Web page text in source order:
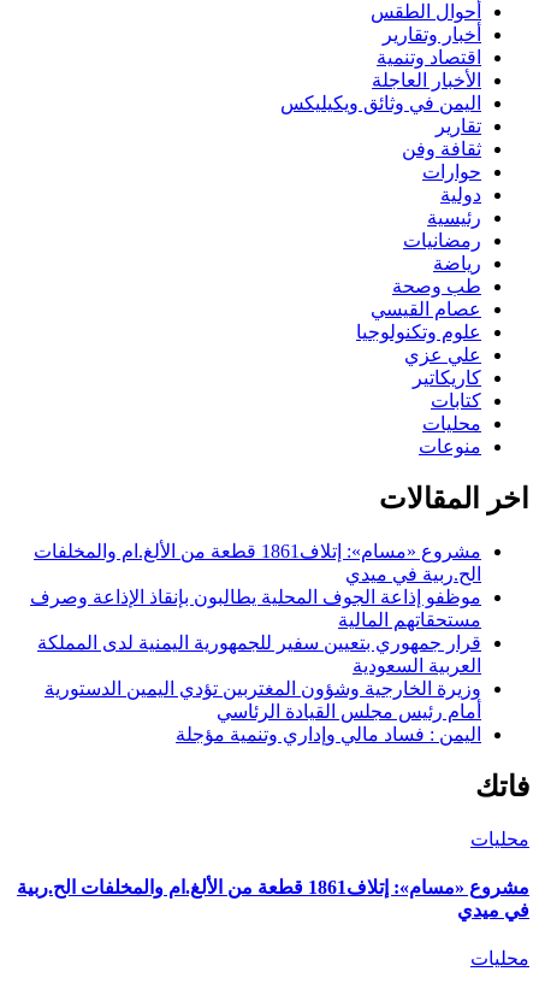
أحوال الطقس
أخبار وتقارير
اقتصاد وتنمية
الأخبار العاجلة
اليمن في وثائق ويكيليكس
تقارير
ثقافة وفن
حوارات
دولية
رئيسية
رمضانيات
رياضة
طب وصحة
عصام القيسي
علوم وتكنولوجيا
علي عزي
كاريكاتير
كتابات
محليات
منوعات
اخر المقالات
مشروع «مسام»: إتلاف1861 قطعة من الألغ.ام والمخلفات
الح.ربية في ميدي
موظفو إذاعة الجوف المحلية يطالبون بإنقاذ الإذاعة وصرف
مستحقاتهم المالية
قرار جمهوري بتعيين سفير للجمهورية اليمنية لدى المملكة
العربية السعودية
وزيرة الخارجية وشؤون المغتربين تؤدي اليمين الدستورية
أمام رئيس مجلس القيادة الرئاسي
اليمن : فساد مالي وإداري وتنمية مؤجلة
فاتك
محليات
مشروع «مسام»: إتلاف1861 قطعة من الألغ.ام والمخلفات الح.ربية
في ميدي
محليات